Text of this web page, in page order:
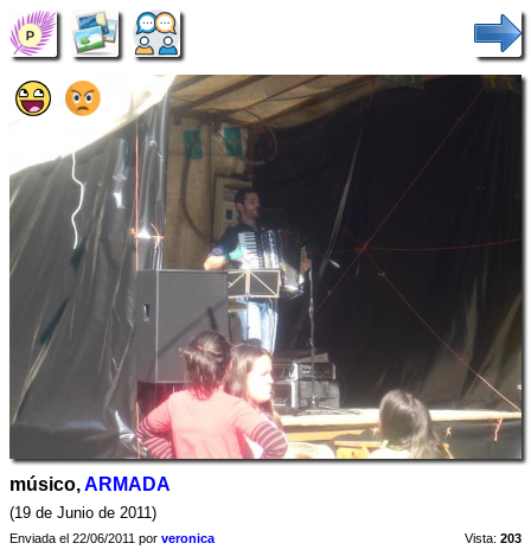
músico,ARMADA
(19 de Junio de 2011)
Enviada el 22/06/2011 por veronica Vista: 203